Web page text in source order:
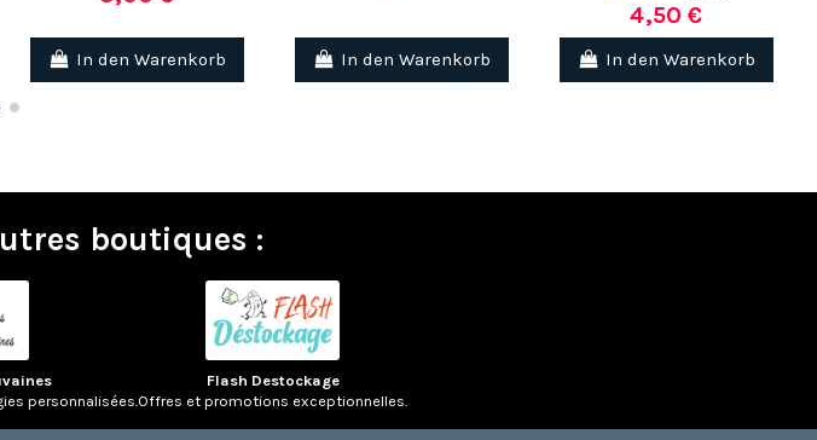
(4
In den Warenkorb In den Warenkorb
4,50 €
In den Warenkorb
boutiques :
personnalisées.
Flash Destockage
Offres et promotions exceptionnelles.